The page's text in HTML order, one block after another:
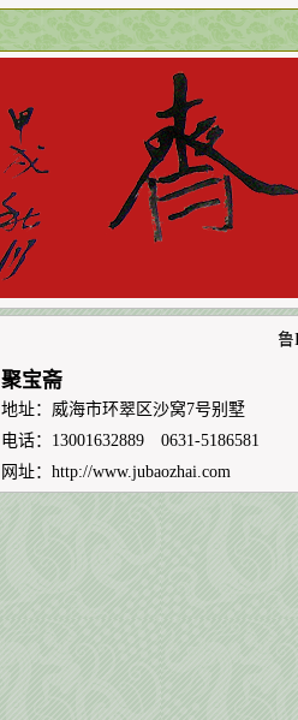
鲁
聚宝斋
地址：威海市环翠区沙窝7号别墅
电话：13001632889 0631-5186581
网址： http://www.jubaozhai.com